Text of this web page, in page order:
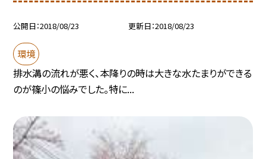
公開日 2018/08/23 更新日 2018/08/23
環境
排水溝の流れが悪く、本降りの時は大きな水たまりができる
のが篠小の悩みでした。特に...